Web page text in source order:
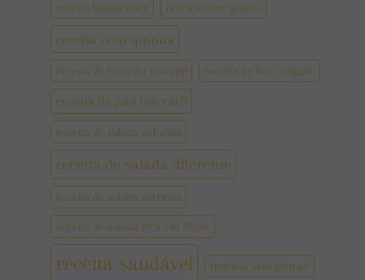
receita batata doce receita com quinoa
receita com quinua
receita de biscoito integral receita de bolo vegano
receita de pão low carb
receita de salada colorida
receita de salada diferente
receita de salada nutritiva
receita de salada rica em fibras
receita saudável receitas sem lactose